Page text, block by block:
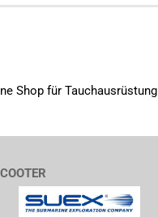
Shop für Tauchausrüstung